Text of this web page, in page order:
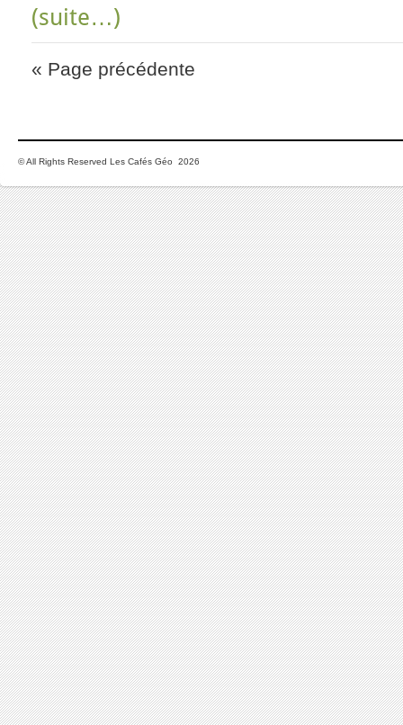
(suite…)
« Page précédente
© All Rights Reserved Les Cafés Géo 2026